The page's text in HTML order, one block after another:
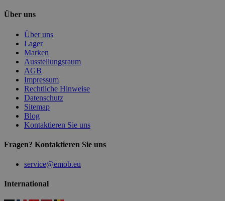
Über uns
Über uns
Lager
Marken
Ausstellungsraum
AGB
Impressum
Rechtliche Hinweise
Datenschutz
Sitemap
Blog
Kontaktieren Sie uns
Fragen? Kontaktieren Sie uns
service@emob.eu
International